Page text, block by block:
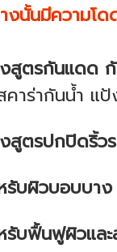
างนั้นมีความ
งสูตรกันแดด
าร่ากันน้ำ แ
สูตรปกปิดริ้ว
รับผิวบอบบาง
บฟื้นฟูผิวและ